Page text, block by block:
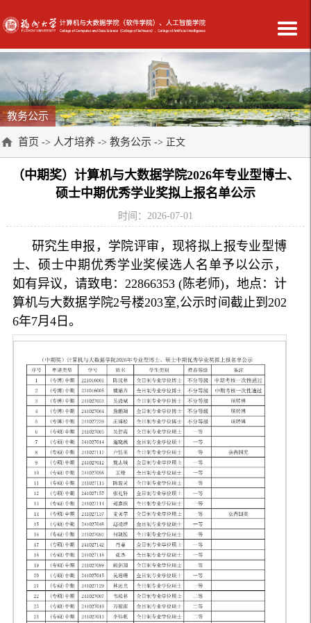
教务公示
首页 -> 人才培养 -> 教务公示 -> 正文
（中期奖）计算机与大数据学院2026年专业型博士、
硕士中期优秀学业奖拟上报名单公示
时间：2026-07-01
研究生申报，学院评审，现将拟上报专业型博
士、硕士中期优秀学业奖候选人名单予以公示，
如有异议，请致电：22866353 (陈老师)，地点：计
算机与大数据学院2号楼203室,公示时间截止到202
6年7月4日。